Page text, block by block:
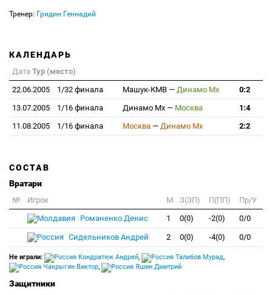
Тренер: Гридин Геннадий
КАЛЕНДАРЬ
Дата Тур (место)
22.06.2005
1/32 финала Машук-КМВ — Динамо Мх
0:2
13.07.2005
1/16 финала Динамо Мх — Москва
1:4
11.08.2005
1/16 финала Москва — Динамо Мх 2:2
СОСТАВ
Вратари
№ Игрок M З(ЗП) П(ПП)
Пр/У
Романенко Денис
1 0(0) -2(0) 0/0
Сидельников Андрей 2 0(0) -4(0) 0/0
Не играли: Кондратюк Андрей, Талибов Мурад,
Чакрыгин Виктор, Яшин Дмитрий
Защитники